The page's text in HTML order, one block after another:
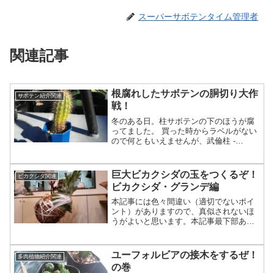
スーパーサボテンタイム管理者
関連記事
サボテン紹介関連
根腐れしたサボテンの胴切り大作
戦！
冬のある日。柱サボテンの下のほうが腐
ってました。 買った時からラベルがない
ので何ともいえませんが、武倫柱 -
りする時期ではないのですが、そんな
こ...
ビカクシダ関連
巨大ビカクシダの玉をつくるぞ！
ビカクシダ・グランデ編
本記事には色々間違い（適切でないポイ
ント）がありますので、真似されないほ
うがよいと思います。本記事最下部あた
グランデ（Platycerium grande）の話で
す！W...
多肉植物紹介関連
ユーフォルビアの接木をするぜ！
の巻